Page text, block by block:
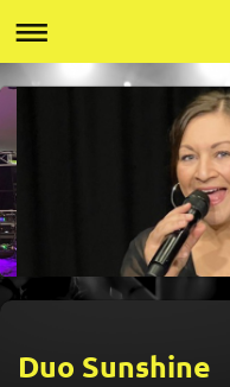
Duo Sunshine